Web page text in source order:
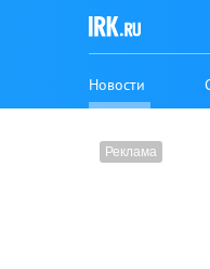
Новости